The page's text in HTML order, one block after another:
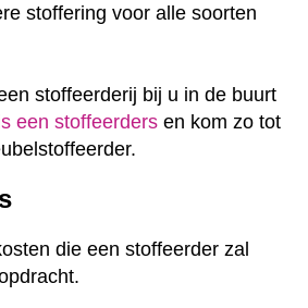
stoffering voor alle soorten
stoffeerderij bij u in de buurt
een stoffeerders en kom zo tot
die een stoffeerder zal